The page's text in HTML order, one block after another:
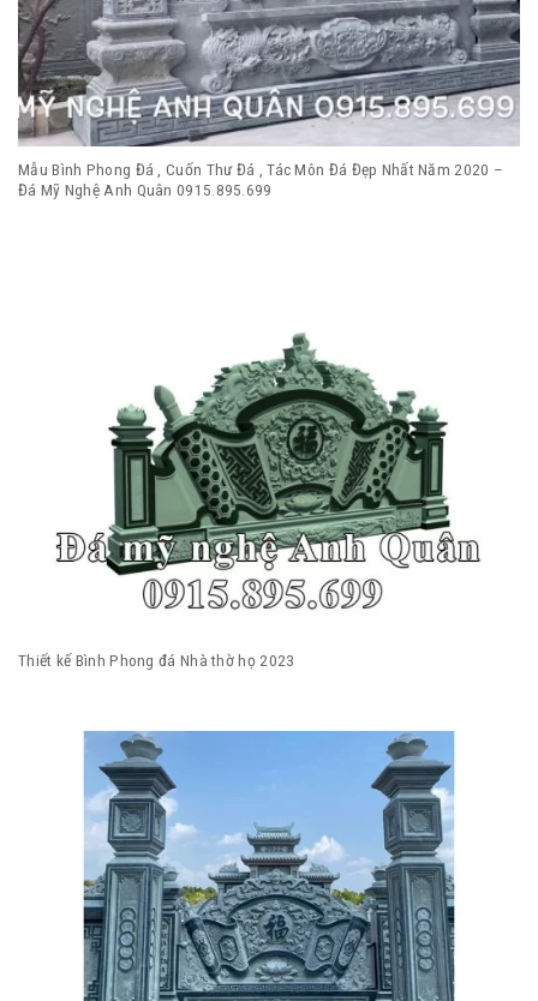
Mẫu Bình Phong Đá , Cuốn Thư Đá , Tác Môn Đá Đẹp Nhất Năm 2020 –
Đá Mỹ Nghệ Anh Quân 0915.895.699
Thiết kế Bình Phong đá Nhà thờ họ 2023